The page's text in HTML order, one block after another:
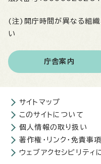
(注)開庁時間が異なる組織
い
庁舎案内
サイトマップ
このサイトについて
個人情報の取り扱い
著作権・リンク・免責事項
ウェブアクセシビリティ